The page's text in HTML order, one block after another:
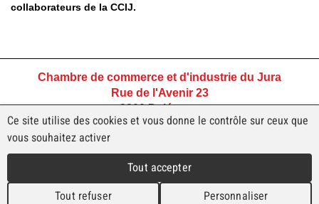
collaborateurs de la CCIJ.
Chambre de commerce et d'industrie du Jura
Rue de l'Avenir 23
2800 Delémont
Tél +41 32 421 45 45
Conditions générales de vente
Ce site utilise des cookies et vous donne le contrôle sur ceux que
vous souhaitez activer
Tout accepter
Tout refuser Personnaliser